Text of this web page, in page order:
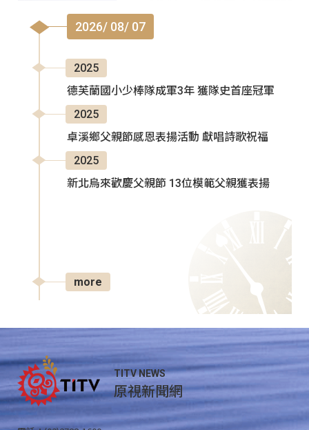
2026/ 08/ 07
2025
德芙蘭國小少棒隊成軍3年 獲隊史首座冠軍
2025
卓溪鄉父親節感恩表揚活動 獻唱詩歌祝福
2025
新北烏來歡慶父親節 13位模範父親獲表揚
more
TITV NEWS
原視新聞網